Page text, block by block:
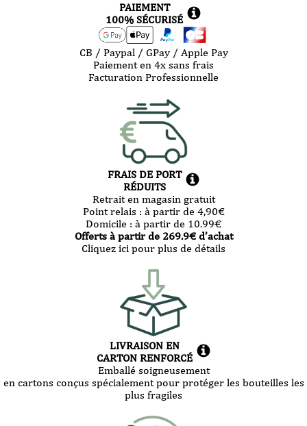
2024
PAIEMENT
100% SÉCURISÉ
CB / Paypal / GPay / Apple Pay
Paiement en 4x sans frais
Facturation Professionnelle
FRAIS DE PORT
RÉDUITS
Retrait en magasin gratuit
Point relais : à partir de 4,90€
Domicile : à partir de 10.99€
Offerts à partir de 269.9€ d’achat
Cliquez ici pour plus de détails
LIVRAISON EN
CARTON RENFORCÉ
Emballé soigneusement
en cartons conçus spécialement pour protéger les bouteilles les
plus fragiles